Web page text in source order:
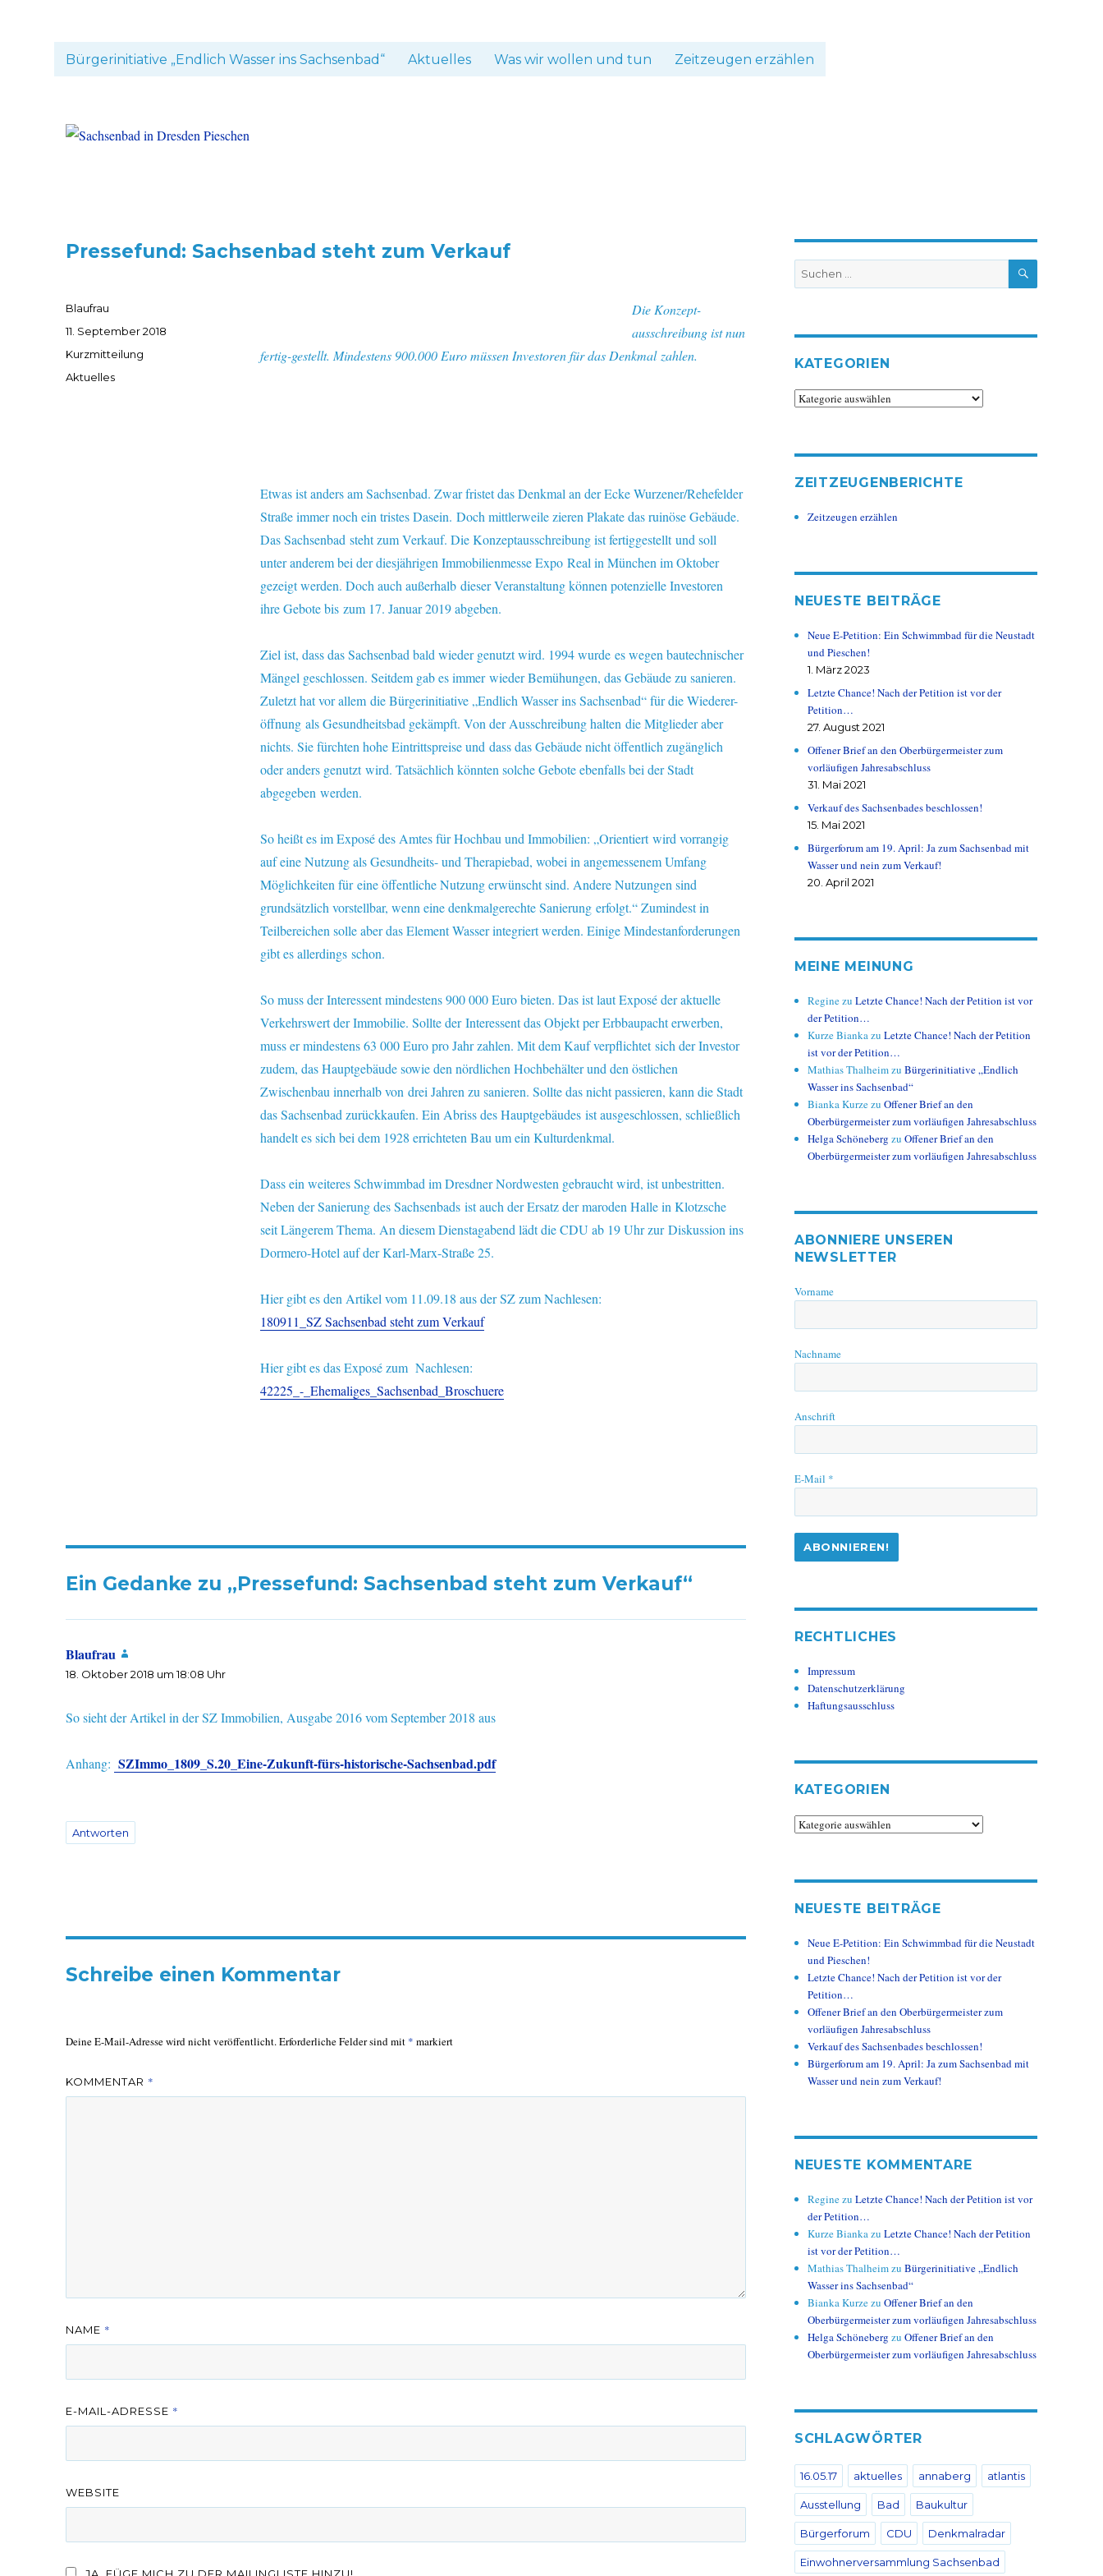
Bürgerinitiative „Endlich Wasser ins Sachsenbad“ Aktuelles Was wir wollen und tun Zeitzeugen erzählen
Pressefund: Sachsenbad steht zum Verkauf
Die Konzept-
ausschreibung ist nun
fertig-gestellt. Mindestens 900.000 Euro müssen Investoren für das Denkmal zahlen.
Etwas ist anders am Sachsenbad. Zwar fristet das Denkmal an der Ecke Wurzener/Rehefelder
Straße immer noch ein tristes Dasein. Doch mittlerweile zieren Plakate das ruinöse Gebäude.
Das Sachsenbad steht zum Verkauf. Die Konzeptausschreibung ist fertiggestellt und soll
unter anderem bei der diesjährigen Immobilienmesse Expo Real in München im Oktober
gezeigt werden. Doch auch außerhalb dieser Veranstaltung können potenzielle Investoren
ihre Gebote bis zum 17. Januar 2019 abgeben.
Ziel ist, dass das Sachsenbad bald wieder genutzt wird. 1994 wurde es wegen bautechnischer
Mängel geschlossen. Seitdem gab es immer wieder Bemühungen, das Gebäude zu sanieren.
Zuletzt hat vor allem die Bürgerinitiative „Endlich Wasser ins Sachsenbad“ für die Wiederer-
öffnung als Gesundheitsbad gekämpft. Von der Ausschreibung halten die Mitglieder aber
nichts. Sie fürchten hohe Eintrittspreise und dass das Gebäude nicht öffentlich zugänglich
oder anders genutzt wird. Tatsächlich könnten solche Gebote ebenfalls bei der Stadt
abgegeben werden.
So heißt es im Exposé des Amtes für Hochbau und Immobilien: „Orientiert wird vorrangig
auf eine Nutzung als Gesundheits- und Therapiebad, wobei in angemessenem Umfang
Möglichkeiten für eine öffentliche Nutzung erwünscht sind. Andere Nutzungen sind
grundsätzlich vorstellbar, wenn eine denkmalgerechte Sanierung erfolgt.“ Zumindest in
Teilbereichen solle aber das Element Wasser integriert werden. Einige Mindestanforderungen
gibt es allerdings schon.
So muss der Interessent mindestens 900 000 Euro bieten. Das ist laut Exposé der aktuelle
Verkehrswert der Immobilie. Sollte der Interessent das Objekt per Erbbaupacht erwerben,
muss er mindestens 63 000 Euro pro Jahr zahlen. Mit dem Kauf verpflichtet sich der Investor
zudem, das Hauptgebäude sowie den nördlichen Hochbehälter und den östlichen
Zwischenbau innerhalb von drei Jahren zu sanieren. Sollte das nicht passieren, kann die Stadt
das Sachsenbad zurückkaufen. Ein Abriss des Hauptgebäudes ist ausgeschlossen, schließlich
handelt es sich bei dem 1928 errichteten Bau um ein Kulturdenkmal.
Dass ein weiteres Schwimmbad im Dresdner Nordwesten gebraucht wird, ist unbestritten.
Neben der Sanierung des Sachsenbads ist auch der Ersatz der maroden Halle in Klotzsche
seit Längerem Thema. An diesem Dienstagabend lädt die CDU ab 19 Uhr zur Diskussion ins
Dormero-Hotel auf der Karl-Marx-Straße 25.
Hier gibt es den Artikel vom 11.09.18 aus der SZ zum Nachlesen:
180911_SZ Sachsenbad steht zum Verkauf
Hier gibt es das Exposé zum Nachlesen:
42225_-_Ehemaliges_Sachsenbad_Broschuere
Autor
Blaufrau
Veröffentlicht
am
11. September 2018
Format
Kurzmitteilung
Kategorien
Aktuelles
Ein Gedanke zu „Pressefund: Sachsenbad steht zum Verkauf“
Blaufrau
18. Oktober 2018 um 18:08 Uhr
So sieht der Artikel in der SZ Immobilien, Ausgabe 2016 vom September 2018 aus
Anhang: SZImmo_1809_S.20_Eine-Zukunft-fürs-historische-Sachsenbad.pdf
Antworten
Schreibe einen Kommentar
Deine E-Mail-Adresse wird nicht veröffentlicht.Erforderliche Felder sind mit * markiert
KOMMENTAR *
NAME *
E-MAIL-ADRESSE *
WEBSITE
Suche
nach:
SUCHEN
KATEGORIEN
Kategorien
ZEITZEUGENBERICHTE
Zeitzeugen erzählen
NEUESTE BEITRÄGE
Neue E-Petition: Ein Schwimmbad für die Neustadt
und Pieschen!
1. März 2023
Letzte Chance! Nach der Petition ist vor der
Petition…
27. August 2021
Offener Brief an den Oberbürgermeister zum
vorläufigen Jahresabschluss
31. Mai 2021
Verkauf des Sachsenbades beschlossen!
15. Mai 2021
Bürgerforum am 19. April: Ja zum Sachsenbad mit
Wasser und nein zum Verkauf!
20. April 2021
MEINE MEINUNG
ReginezuLetzte Chance! Nach der Petition ist vor
der Petition…
Kurze BiankazuLetzte Chance! Nach der Petition
ist vor der Petition…
Mathias ThalheimzuBürgerinitiative „Endlich
Wasser ins Sachsenbad“
Bianka KurzezuOffener Brief an den
Oberbürgermeister zum vorläufigen Jahresabschluss
Helga Schöneberg zuOffener Brief an den
Oberbürgermeister zum vorläufigen Jahresabschluss
ABONNIERE UNSEREN
NEWSLETTER
Vorname
Nachname
Anschrift
E-Mail *
RECHTLICHES
Impressum
Datenschutzerklärung
Haftungsausschluss
KATEGORIEN
Kategorien
NEUESTE BEITRÄGE
Neue E-Petition: Ein Schwimmbad für die Neustadt
und Pieschen!
Letzte Chance! Nach der Petition ist vor der
Petition…
Offener Brief an den Oberbürgermeister zum
vorläufigen Jahresabschluss
Verkauf des Sachsenbades beschlossen!
Bürgerforum am 19. April: Ja zum Sachsenbad mit
Wasser und nein zum Verkauf!
NEUESTE KOMMENTARE
ReginezuLetzte Chance! Nach der Petition ist vor
der Petition…
Kurze BiankazuLetzte Chance! Nach der Petition
ist vor der Petition…
Mathias ThalheimzuBürgerinitiative „Endlich
Wasser ins Sachsenbad“
Bianka KurzezuOffener Brief an den
Oberbürgermeister zum vorläufigen Jahresabschluss
Helga Schöneberg zuOffener Brief an den
Oberbürgermeister zum vorläufigen Jahresabschluss
SCHLAGWÖRTER
16.05.17 aktuelles annaberg atlantis
Ausstellung Bad Baukultur
Bürgerforum CDU Denkmalradar
Einwohnerversammlung Sachsenbad